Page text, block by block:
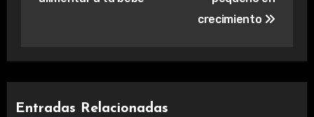
crecimiento
Entradas Relacionadas